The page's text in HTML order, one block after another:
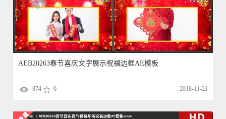
AEB20263春节喜庆文字展示祝福边框AE模板
874 0 2018-11-21